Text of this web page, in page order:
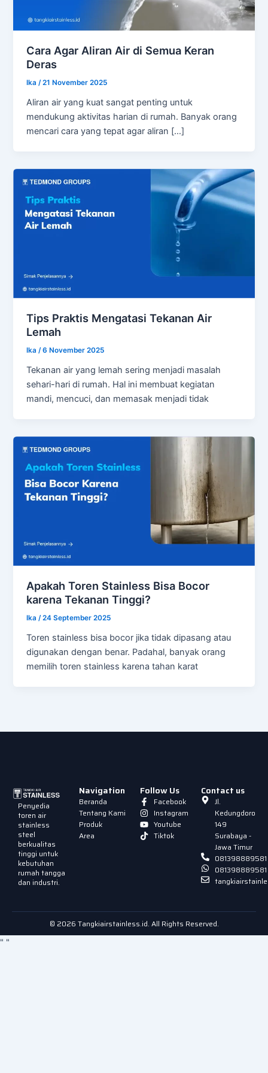
Cara Agar Aliran Air di Semua Keran
Deras
Ika/21 November 2025
Aliran air yang kuat sangat penting untuk
mendukung aktivitas harian di rumah. Banyak orang
mencari cara yang tepat agar aliran […]
Tips Praktis Mengatasi Tekanan Air
Lemah
Ika/6 November 2025
Tekanan air yang lemah sering menjadi masalah
sehari-hari di rumah. Hal ini membuat kegiatan
mandi, mencuci, dan memasak menjadi tidak
Apakah Toren Stainless Bisa Bocor
karena Tekanan Tinggi?
Ika/24 September 2025
Toren stainless bisa bocor jika tidak dipasang atau
digunakan dengan benar. Padahal, banyak orang
memilih toren stainless karena tahan karat
Penyedia
toren air
stainless
steel
berkualitas
tinggi untuk
kebutuhan
rumah tangga
dan industri.
Navigation
Beranda
Tentang Kami
Produk
Area
Follow Us
Facebook
Instagram
Youtube
Tiktok
Contact us
Jl.
Kedungdoro
149
Surabaya -
Jawa Timur
081398889581
081398889581
© 2026 Tangkiairstainless.id. All Rights Reserved.
" "